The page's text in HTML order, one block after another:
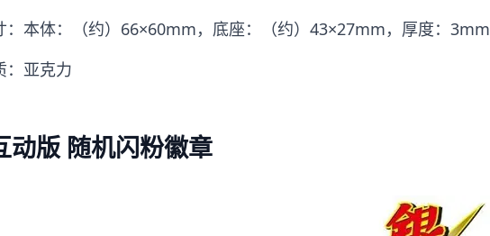
：本体：（约）66×60mm，底座：（约）43×27mm，厚度：3mm
：亚克力
动版 随机闪粉徽章